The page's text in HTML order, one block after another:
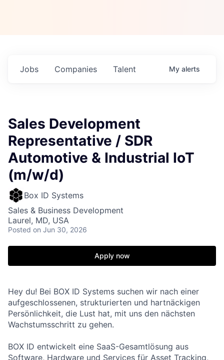
Jobs Companies Talent My alerts
Sales Development
Representative / SDR
Automotive & Industrial IoT
(m/w/d)
Box ID Systems
Sales & Business Development
Laurel, MD, USA
Posted on Jun 30, 2026
Apply now
Hey du! Bei BOX ID Systems suchen wir nach einer
aufgeschlossenen, strukturierten und hartnäckigen
Persönlichkeit, die Lust hat, mit uns den nächsten
Wachstumsschritt zu gehen.
BOX ID entwickelt eine SaaS-Gesamtlösung aus
Software, Hardware und Services für Asset Tracking,